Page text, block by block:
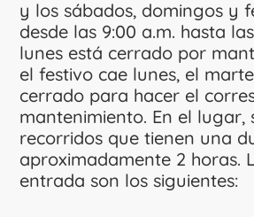
y los sábados, domingos y
desde las 9:00 a.m. hasta
lunes está cerrado por
el festivo cae lunes, el
cerrado para hacer el
mantenimiento. En el lugar,
recorridos que tienen una
aproximadamente 2 horas.
entrada son los siguientes: